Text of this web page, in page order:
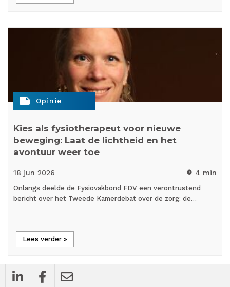
note Opinie
Kies als fysiotherapeut voor nieuwe
beweging: Laat de lichtheid en het
avontuur weer toe
18 jun 2026 timer 4 min
Onlangs deelde de Fysiovakbond FDV een verontrustend
bericht over het Tweede Kamerdebat over de zorg: de…
Lees verder »